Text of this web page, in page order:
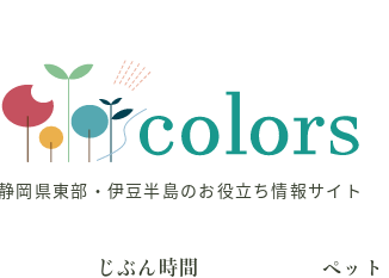
岡県東部・伊豆半島のお役立ち情報サイト
じぶん時間 ペット